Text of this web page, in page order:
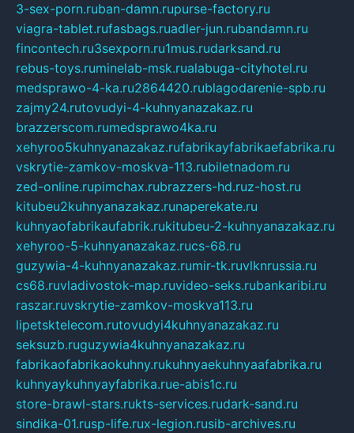
3-sex-porn.ruban-damn.rupurse-factory.ru
viagra-tablet.rufasbags.ruadler-jun.rubandamn.ru
fincontech.ru3sexporn.ru1mus.rudarksand.ru
rebus-toys.ruminelab-msk.rualabuga-cityhotel.ru
medsprawo-4-ka.ru2864420.rublagodarenie-spb.ru
zajmy24.rutovudyi-4-kuhnyanazakaz.ru
brazzerscom.rumedsprawo4ka.ru
xehyroo5kuhnyanazakaz.rufabrikayfabrikaefabrika.ru
vskrytie-zamkov-moskva-113.rubiletnadom.ru
zed-online.rupimchax.rubrazzers-hd.ruz-host.ru
kitubeu2kuhnyanazakaz.runaperekate.ru
kuhnyaofabrikaufabrik.rukitubeu-2-kuhnyanazakaz.ru
xehyroo-5-kuhnyanazakaz.rucs-68.ru
guzywia-4-kuhnyanazakaz.rumir-tk.ruvlknrussia.ru
cs68.ruvladivostok-map.ruvideo-seks.rubankaribi.ru
raszar.ruvskrytie-zamkov-moskva113.ru
lipetsktelecom.rutovudyi4kuhnyanazakaz.ru
seksuzb.ruguzywia4kuhnyanazakaz.ru
fabrikaofabrikaokuhny.rukuhnyaekuhnyaafabrika.ru
kuhnyaykuhnyayfabrika.rue-abis1c.ru
store-brawl-stars.rukts-services.rudark-sand.ru
sindika-01.rusp-life.rux-legion.rusib-archives.ru